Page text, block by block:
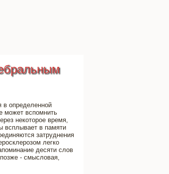
в определенной
может вспомнить
некоторое время,
всплывает в памяти
затруднения
легко
десяти слов
- смысловая,